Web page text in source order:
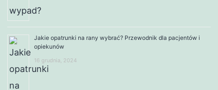
Jakie opatrunki na rany wybrać? Przewodnik dla pacjentów i
opiekunów
16 grudnia, 2024